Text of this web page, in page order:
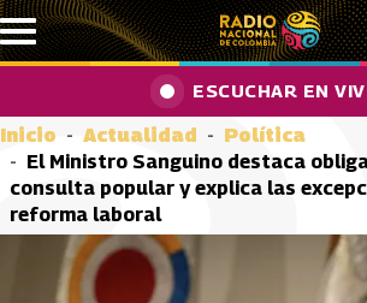
Pasar al contenido principal
ESCUCHAR EN
Inicio Actualidad
Política
El Ministro Sanguino destaca
consulta popular y explica las
reforma laboral